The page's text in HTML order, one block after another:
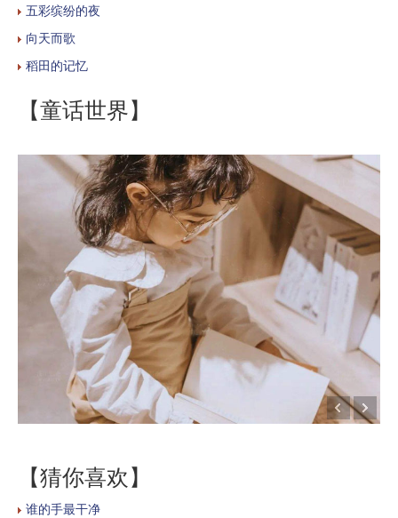
五彩缤纷的夜
向天而歌
稻田的记忆
【童话世界】
【猜你喜欢】
谁的手最干净